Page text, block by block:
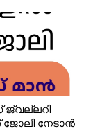
ജ്വല്ലറി
നേടാൻ